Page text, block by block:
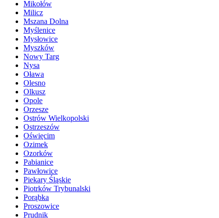
Mikołów
Milicz
Mszana Dolna
Myślenice
Mysłowice
Myszków
Nowy Targ
Nysa
Oława
Olesno
Olkusz
Opole
Orzesze
Ostrów Wielkopolski
Ostrzeszów
Oświęcim
Ozimek
Ozorków
Pabianice
Pawłowice
Piekary Śląskie
Piotrków Trybunalski
Porąbka
Proszowice
Prudnik